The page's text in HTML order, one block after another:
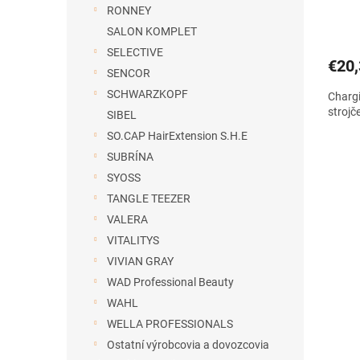
RONNEY
SALON KOMPLET
SELECTIVE
SENCOR
SCHWARZKOPF
SIBEL
SO.CAP HairExtension S.H.E
SUBRÍNA
SYOSS
TANGLE TEEZER
VALERA
VITALITYS
VIVIAN GRAY
WAD Professional Beauty
WAHL
WELLA PROFESSIONALS
Ostatní výrobcovia a dovozcovia